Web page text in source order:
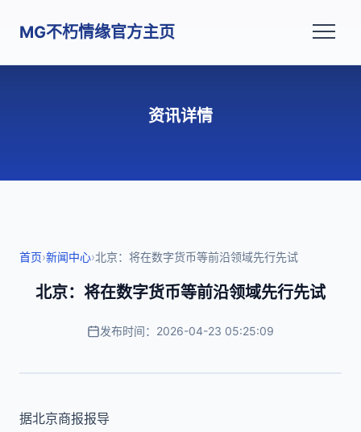
MG不朽情缘官方主页
资讯详情
首页›新闻中心›北京：将在数字货币等前沿领域先行先试
北京：将在数字货币等前沿领域先行先试
发布时间：2026-04-23 05:25:09
据北京商报报导